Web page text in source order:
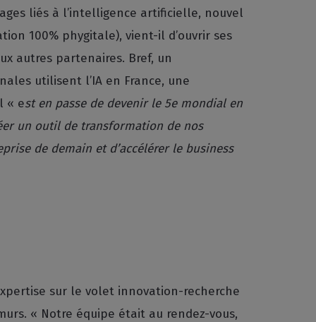
liés à l’intelligence artificielle, nouvel
100% phygitale), vient-il d’ouvrir ses
autres partenaires. Bref, un
utilisent l’IA en France, une
« est en passe de devenir le 5e mondial en
un outil de transformation de nos
de demain et d’accélérer le business
sur le volet innovation-recherche
« Notre équipe était au rendez-vous,